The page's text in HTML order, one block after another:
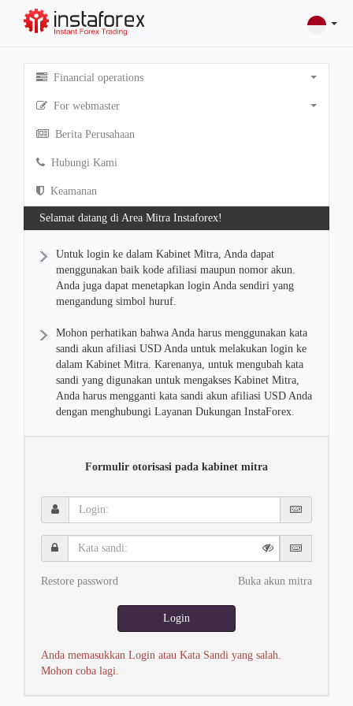
Financial operations
For webmaster
Berita Perusahaan
Hubungi Kami
Keamanan
Selamat datang di Area Mitra Instaforex!
Untuk login ke dalam Kabinet Mitra, Anda dapat
menggunakan baik kode afiliasi maupun nomor akun.
Anda juga dapat menetapkan login Anda sendiri yang
mengandung simbol huruf.
Mohon perhatikan bahwa Anda harus menggunakan kata
sandi akun afiliasi USD Anda untuk melakukan login ke
dalam Kabinet Mitra. Karenanya, untuk mengubah kata
sandi yang digunakan untuk mengakses Kabinet Mitra,
Anda harus mengganti kata sandi akun afiliasi USD Anda
dengan menghubungi Layanan Dukungan InstaForex.
Formulir otorisasi pada kabinet mitra
Login:
Kata
sandi:
Restore password
Buka akun mitra
Login
Anda memasukkan Login atau Kata Sandi yang salah.
Mohon coba lagi.